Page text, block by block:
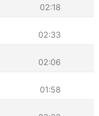
02:18
02:33
02:06
01:58